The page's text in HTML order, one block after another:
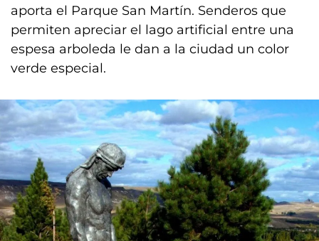
aporta el Parque San Martín. Senderos que
permiten apreciar el lago artificial entre una
espesa arboleda le dan a la ciudad un color
verde especial.